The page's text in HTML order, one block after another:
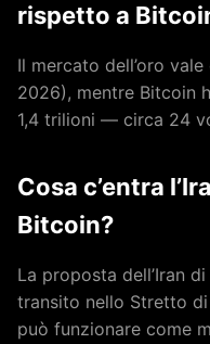
rispetto a
Il mercato dell’oro
2026), mentre Bitcoin
1,4 trilioni — circa 24
Cosa c’entra
Bitcoin?
La proposta dell’Iran
transito nello Stretto
può funzionare come